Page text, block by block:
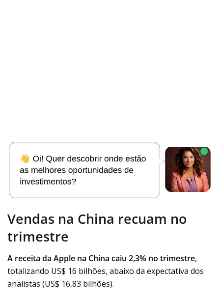
Vendas na China recuam no
trimestre
A receita da Apple na China caiu 2,3% no trimestre,
totalizando US$ 16 bilhões, abaixo da expectativa dos
analistas (US$ 16,83 bilhões).